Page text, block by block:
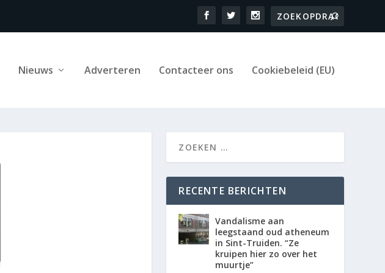
Nieuws Adverteren Contacteer ons Cookiebeleid (EU)
RECENTE BERICHTEN
Vandalisme aan
leegstaand oud atheneum
in Sint-Truiden. “Ze
kruipen hier zo over het
muurtje”